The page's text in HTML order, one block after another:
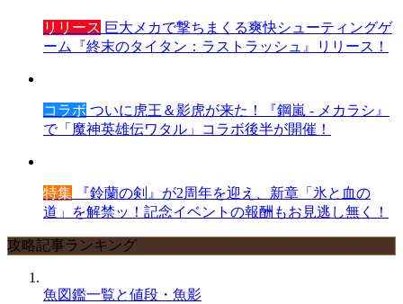
リリース 巨大メカで撃ちまくる爽快シューティングゲ
ーム『終末のタイタン：ラストラッシュ』リリース！
コラボ ついに虎王＆影虎が来た！『鋼嵐 - メカラシ』
で「魔神英雄伝ワタル」コラボ後半が開催！
特集 『鈴蘭の剣』が2周年を迎え、新章「氷と血の
道」を解禁ッ！記念イベントの報酬もお見逃し無く！
攻略記事ランキング
魚図鑑一覧と値段・魚影